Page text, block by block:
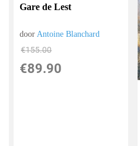
Gare de Lest
doorAntoine Blanchard
€155.00
€89.90